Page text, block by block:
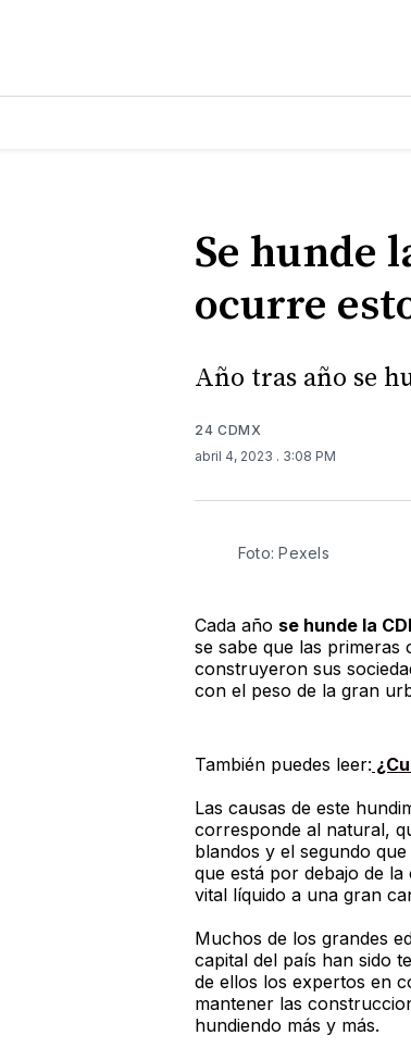
Se hunde
ocurre
Año tras año se
24 CDMX
abril 4, 2023 . 3:08 PM
Foto: Pexels
Cada año se hunde la
se sabe que las primeras
construyeron sus
con el peso de la gran
También puedes leer:
Las causas de este
corresponde al natural,
blandos y el segundo
que está por debajo de
vital líquido a una gran
Muchos de los grandes
capital del país han sido
de ellos los expertos en
mantener las
hundiendo más y más.